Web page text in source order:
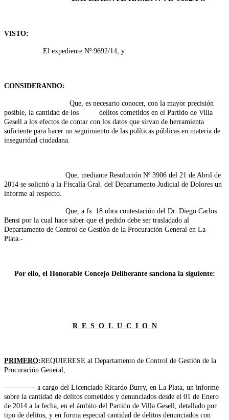
VISTO:
El expediente Nº 9692/14; y
CONSIDERANDO:
Que, es necesario conocer, con la mayor precisión
posible, la cantidad de los delitos cometidos en el Partido de Villa
Gesell a los efectos de contar con los datos que sirvan de herramienta
suficiente para hacer un seguimiento de las políticas públicas en materia de
inseguridad ciudadana.
Que, mediante Resolución Nº 3906 del 21 de Abril de
2014 se solicitó a la Fiscalía Gral. del Departamento Judicial de Dolores un
informe al respecto.
Que, a fs. 18 obra contestación del Dr. Diego Carlos
Bensi por la cual hace saber que el pedido debe ser trasladado al
Departamento de Control de Gestión de la Procuración General en La
Plata.-
Por ello, el Honorable Concejo Deliberante sanciona la siguiente:
R E S O L U C I O N
PRIMERO:REQUIERESE al Departamento de Control de Gestión de la
Procuración General,
————- a cargo del Licenciado Ricardo Burry, en La Plata, un informe
sobre la cantidad de delitos cometidos y denunciados desde el 01 de Enero
de 2014 a la fecha, en el ámbito del Partido de Villa Gesell, detallado por
tipo de delitos, y en forma especial cantidad de delitos denunciados con